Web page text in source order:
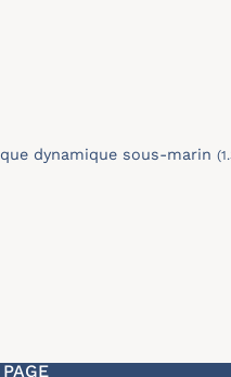
dynamique sous-marin